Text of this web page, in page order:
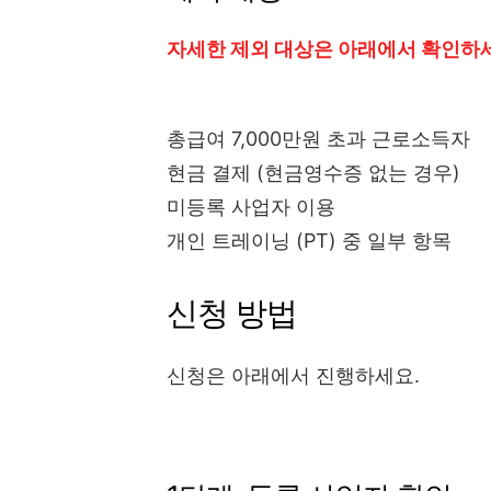
자세한 제외 대상은 아래에서 확인하
총급여 7,000만원 초과 근로소득자
현금 결제 (현금영수증 없는 경우)
미등록 사업자 이용
개인 트레이닝 (PT) 중 일부 항목
신청 방법
신청은 아래에서 진행하세요.